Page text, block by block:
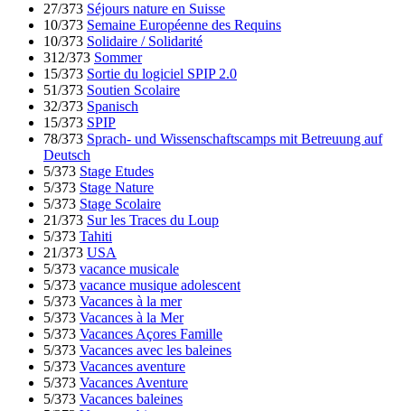
27/373 Séjours nature en Suisse
10/373 Semaine Européenne des Requins
10/373 Solidaire / Solidarité
312/373 Sommer
15/373 Sortie du logiciel SPIP 2.0
51/373 Soutien Scolaire
32/373 Spanisch
15/373 SPIP
78/373 Sprach- und Wissenschaftscamps mit Betreuung auf
Deutsch
5/373 Stage Etudes
5/373 Stage Nature
5/373 Stage Scolaire
21/373 Sur les Traces du Loup
5/373 Tahiti
21/373 USA
5/373 vacance musicale
5/373 vacance musique adolescent
5/373 Vacances à la mer
5/373 Vacances à la Mer
5/373 Vacances Açores Famille
5/373 Vacances avec les baleines
5/373 Vacances aventure
5/373 Vacances Aventure
5/373 Vacances baleines